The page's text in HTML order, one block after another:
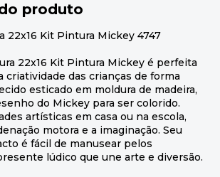
produto
22x16 Kit Pintura Mickey 4747
22x16 Kit Pintura Mickey é perfeita
criatividade das crianças de forma
esticado em moldura de madeira,
do Mickey para ser colorido.
artísticas em casa ou na escola,
motora e a imaginação. Seu
é fácil de manusear pelos
lúdico que une arte e diversão.